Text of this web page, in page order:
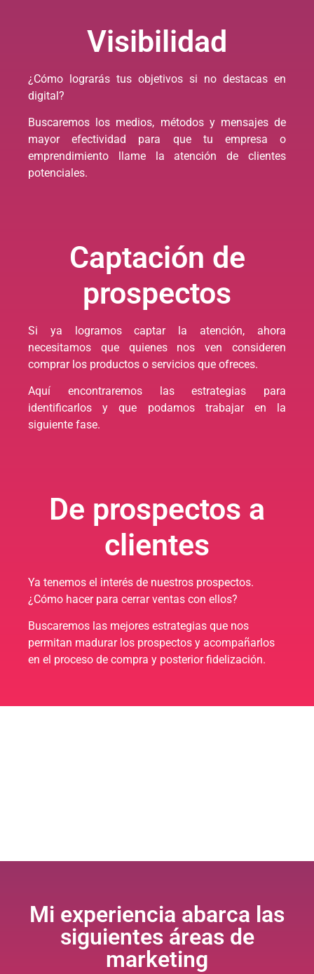
Visibilidad
¿Cómo lograrás tus objetivos si no destacas en
digital?
Buscaremos los medios, métodos y mensajes de
mayor efectividad para que tu empresa o
emprendimiento llame la atención de clientes
potenciales.
Captación de
prospectos
Si ya logramos captar la atención, ahora
necesitamos que quienes nos ven consideren
comprar los productos o servicios que ofreces.
Aquí encontraremos las estrategias para
identificarlos y que podamos trabajar en la
siguiente fase.
De prospectos a
clientes
Ya tenemos el interés de nuestros prospectos.
¿Cómo hacer para cerrar ventas con ellos?
Buscaremos las mejores estrategias que nos
permitan madurar los prospectos y acompañarlos
en el proceso de compra y posterior fidelización.
Mi experiencia abarca las
siguientes áreas de
marketing